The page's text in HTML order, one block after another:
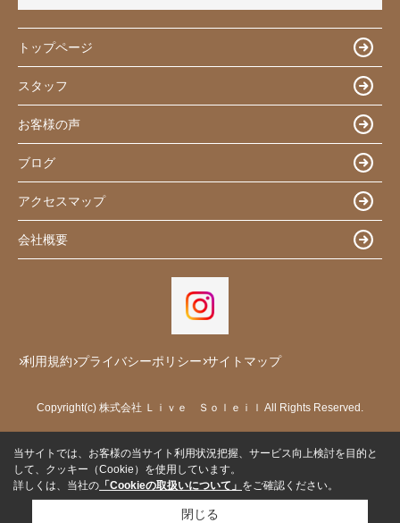
トップページ
スタッフ
お客様の声
ブログ
アクセスマップ
会社概要
利用規約 プライバシーポリシー サイトマップ
Copyright(c) 株式会社 Ｌｉｖｅ Ｓｏｌｅｉｌ All Rights Reserved.
当サイトでは、お客様の当サイト利用状況把握、サービス向上検討を目的と
して、クッキー（Cookie）を使用しています。
詳しくは、当社の 「Cookieの取扱いについて」 をご確認ください。
閉じる